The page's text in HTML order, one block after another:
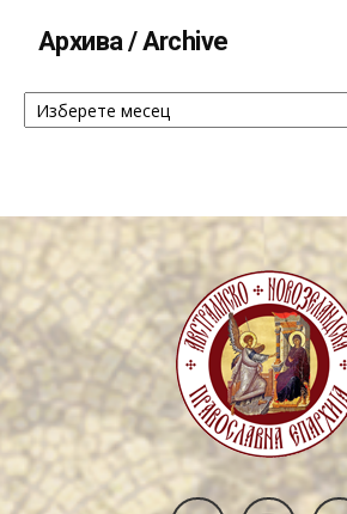
Архива / Archive
Архива